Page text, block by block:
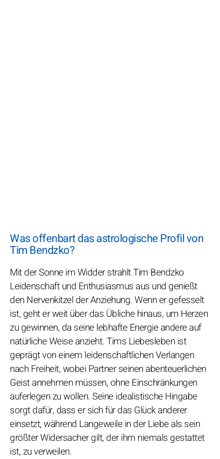
Was offenbart das astrologische Profil von
Tim Bendzko?
Mit der Sonne im Widder strahlt Tim Bendzko
Leidenschaft und Enthusiasmus aus und genießt
den Nervenkitzel der Anziehung. Wenn er gefesselt
ist, geht er weit über das Übliche hinaus, um Herzen
zu gewinnen, da seine lebhafte Energie andere auf
natürliche Weise anzieht. Tims Liebesleben ist
geprägt von einem leidenschaftlichen Verlangen
nach Freiheit, wobei Partner seinen abenteuerlichen
Geist annehmen müssen, ohne Einschränkungen
auferlegen zu wollen. Seine idealistische Hingabe
sorgt dafür, dass er sich für das Glück anderer
einsetzt, während Langeweile in der Liebe als sein
größter Widersacher gilt, der ihm niemals gestattet
ist, zu verweilen.